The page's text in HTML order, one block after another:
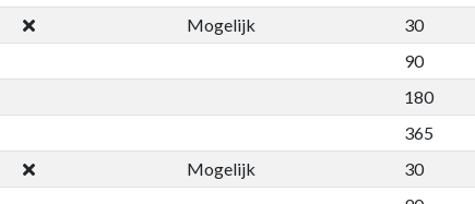
Mogelijk 30
90
180
365
Mogelijk 30